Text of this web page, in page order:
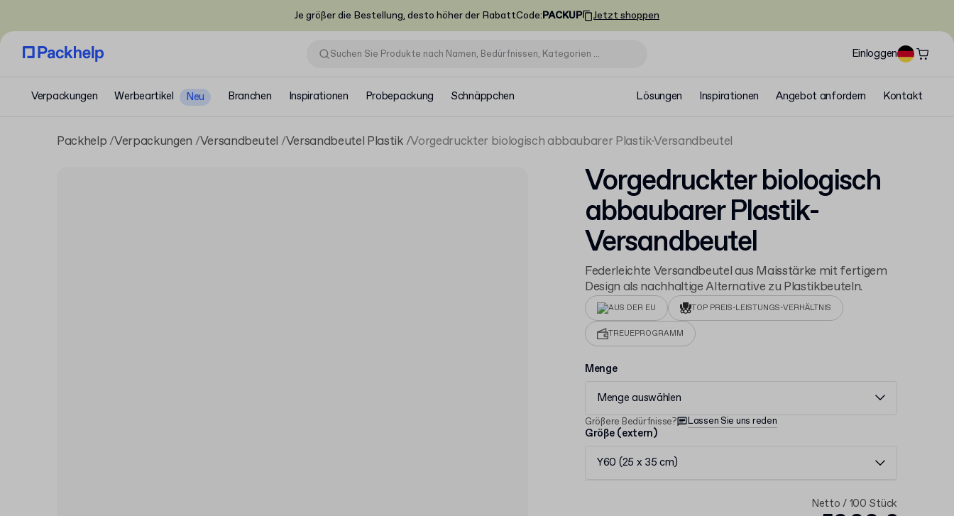
Je größer die Bestellung, desto höher der RabattCode:PACKUP Jetzt shoppen
Einloggen
Verpackungen Werbeartikel Neu Branchen Inspirationen Probepackung Schnäppchen Lösungen Inspirationen Angebot anfordern Kontakt
Packhelp Verpackungen Versandbeutel Versandbeutel Plastik Vorgedruckter biologisch abbaubarer Plastik-Versandbeutel
Vorgedruckter biologisch
abbaubarer Plastik-
Versandbeutel
Federleichte Versandbeutel aus Maisstärke mit fertigem
Design als nachhaltige Alternative zu Plastikbeuteln.
AUS DER EU TOP PREIS-LEISTUNGS-VERHÄLTNIS
TREUEPROGRAMM
Menge
Menge auswählen
Größere Bedürfnisse? Lassen Sie uns reden
Größe (extern)
Y60 (25 x 35 cm)
Netto / 100 Stück